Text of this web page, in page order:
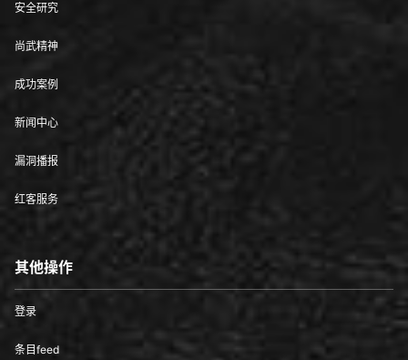
安全研究
尚武精神
成功案例
新闻中心
漏洞播报
红客服务
其他操作
登录
条目feed